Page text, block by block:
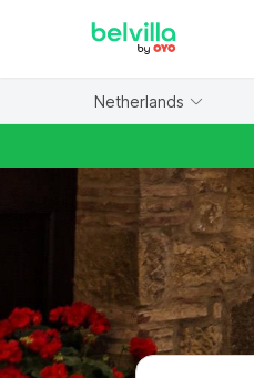
Netherlands